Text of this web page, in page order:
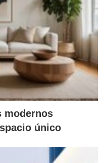
modernos
único